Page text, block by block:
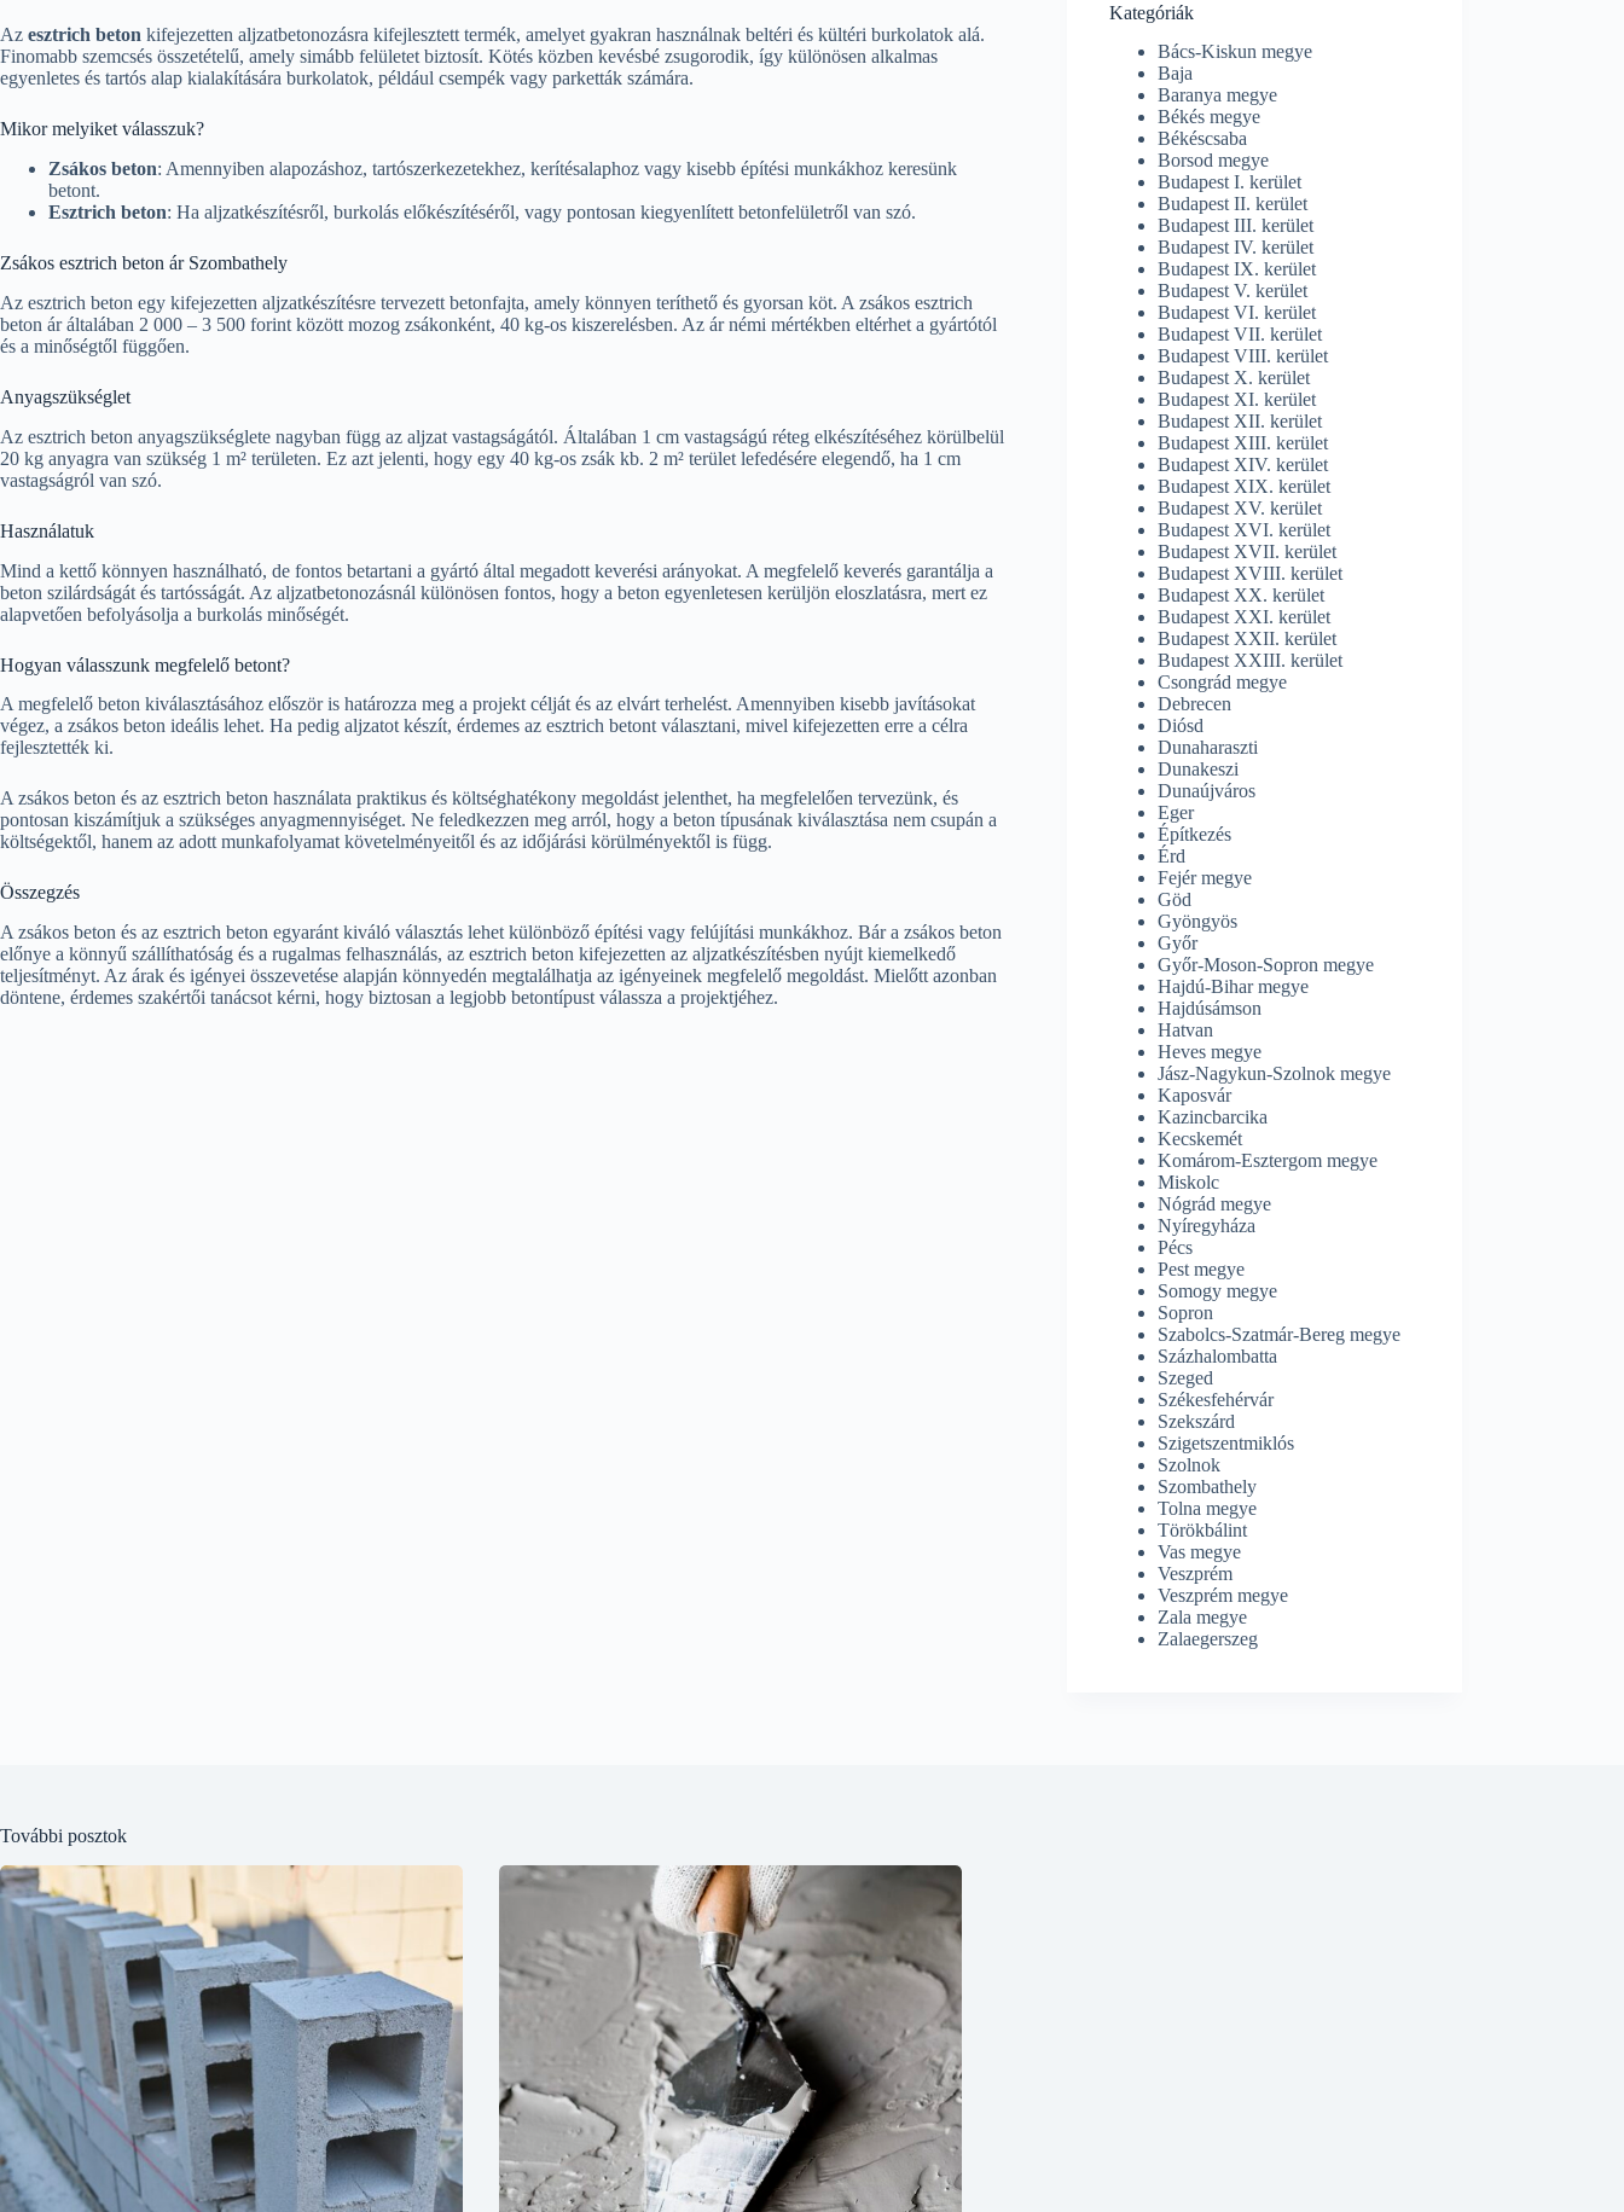
Az esztrich beton kifejezetten aljzatbetonozásra kifejlesztett termék, amelyet gyakran használnak beltéri és kültéri burkolatok alá.
Finomabb szemcsés összetételű, amely simább felületet biztosít. Kötés közben kevésbé zsugorodik, így különösen alkalmas
egyenletes és tartós alap kialakítására burkolatok, például csempék vagy parketták számára.
Mikor melyiket válasszuk?
Zsákos beton: Amennyiben alapozáshoz, tartószerkezetekhez, kerítésalaphoz vagy kisebb építési munkákhoz keresünk
betont.
Esztrich beton: Ha aljzatkészítésről, burkolás előkészítéséről, vagy pontosan kiegyenlített betonfelületről van szó.
Zsákos esztrich beton ár Szombathely
Az esztrich beton egy kifejezetten aljzatkészítésre tervezett betonfajta, amely könnyen teríthető és gyorsan köt. A zsákos esztrich
beton ár általában 2 000 – 3 500 forint között mozog zsákonként, 40 kg-os kiszerelésben. Az ár némi mértékben eltérhet a gyártótól
és a minőségtől függően.
Anyagszükséglet
Az esztrich beton anyagszükséglete nagyban függ az aljzat vastagságától. Általában 1 cm vastagságú réteg elkészítéséhez körülbelül
20 kg anyagra van szükség 1 m² területen. Ez azt jelenti, hogy egy 40 kg-os zsák kb. 2 m² terület lefedésére elegendő, ha 1 cm
vastagságról van szó.
Használatuk
Mind a kettő könnyen használható, de fontos betartani a gyártó által megadott keverési arányokat. A megfelelő keverés garantálja a
beton szilárdságát és tartósságát. Az aljzatbetonozásnál különösen fontos, hogy a beton egyenletesen kerüljön eloszlatásra, mert ez
alapvetően befolyásolja a burkolás minőségét.
Hogyan válasszunk megfelelő betont?
A megfelelő beton kiválasztásához először is határozza meg a projekt célját és az elvárt terhelést. Amennyiben kisebb javításokat
végez, a zsákos beton ideális lehet. Ha pedig aljzatot készít, érdemes az esztrich betont választani, mivel kifejezetten erre a célra
fejlesztették ki.
A zsákos beton és az esztrich beton használata praktikus és költséghatékony megoldást jelenthet, ha megfelelően tervezünk, és
pontosan kiszámítjuk a szükséges anyagmennyiséget. Ne feledkezzen meg arról, hogy a beton típusának kiválasztása nem csupán a
költségektől, hanem az adott munkafolyamat követelményeitől és az időjárási körülményektől is függ.
Összegzés
A zsákos beton és az esztrich beton egyaránt kiváló választás lehet különböző építési vagy felújítási munkákhoz. Bár a zsákos beton
előnye a könnyű szállíthatóság és a rugalmas felhasználás, az esztrich beton kifejezetten az aljzatkészítésben nyújt kiemelkedő
teljesítményt. Az árak és igényei összevetése alapján könnyedén megtalálhatja az igényeinek megfelelő megoldást. Mielőtt azonban
döntene, érdemes szakértői tanácsot kérni, hogy biztosan a legjobb betontípust válassza a projektjéhez.
Kategóriák
Bács-Kiskun megye
Baja
Baranya megye
Békés megye
Békéscsaba
Borsod megye
Budapest I. kerület
Budapest II. kerület
Budapest III. kerület
Budapest IV. kerület
Budapest IX. kerület
Budapest V. kerület
Budapest VI. kerület
Budapest VII. kerület
Budapest VIII. kerület
Budapest X. kerület
Budapest XI. kerület
Budapest XII. kerület
Budapest XIII. kerület
Budapest XIV. kerület
Budapest XIX. kerület
Budapest XV. kerület
Budapest XVI. kerület
Budapest XVII. kerület
Budapest XVIII. kerület
Budapest XX. kerület
Budapest XXI. kerület
Budapest XXII. kerület
Budapest XXIII. kerület
Csongrád megye
Debrecen
Diósd
Dunaharaszti
Dunakeszi
Dunaújváros
Eger
Építkezés
Érd
Fejér megye
Göd
Gyöngyös
Győr
Győr-Moson-Sopron megye
Hajdú-Bihar megye
Hajdúsámson
Hatvan
Heves megye
Jász-Nagykun-Szolnok megye
Kaposvár
Kazincbarcika
Kecskemét
Komárom-Esztergom megye
Miskolc
Nógrád megye
Nyíregyháza
Pécs
Pest megye
Somogy megye
Sopron
Szabolcs-Szatmár-Bereg megye
Százhalombatta
Szeged
Székesfehérvár
Szekszárd
Szigetszentmiklós
Szolnok
Szombathely
Tolna megye
Törökbálint
Vas megye
Veszprém
Veszprém megye
Zala megye
Zalaegerszeg
További posztok